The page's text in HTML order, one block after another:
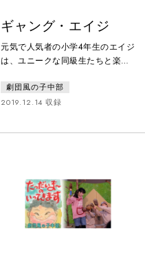
ギャング・エイジ
元気で人気者の小学4年生のエイジ
は、ユニークな同級生たちと楽し
る日、偶然が重なり、エイジは
「らんぼうもの」のレッテルを貼
エイジは、中学生のイサオと出会
もに大きな夢を叶えるために走り
出すのだ！
劇団風の子中部
2019.12.14 収録